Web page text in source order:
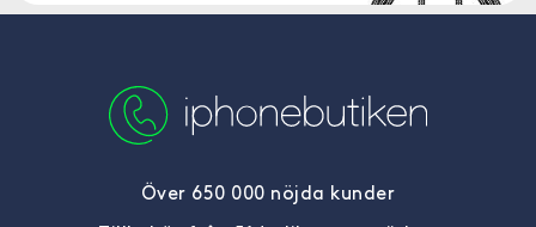
Över 650 000 nöjda kunder